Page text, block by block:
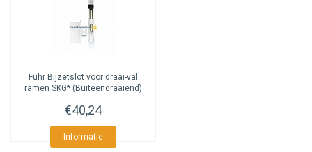
Fuhr Bijzetslot voor draai-val
ramen SKG* (Buiteendraaiend)
€40,24
Informatie